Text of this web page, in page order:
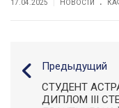
17.04.2025 НОВОСТИ
Предыдущий
СТУДЕНТ
ДИПЛОМ III